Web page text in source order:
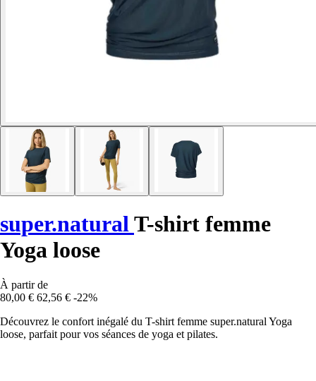
super.naturalT-shirt femme
Yoga loose
À partir de
80,00 € 62,56 € -22%
Découvrez le confort inégalé du T-shirt femme super.natural Yoga
loose, parfait pour vos séances de yoga et pilates.